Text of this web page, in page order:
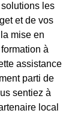
les
et de vos
mise en
à
assistance
parti de
sentiez à
local